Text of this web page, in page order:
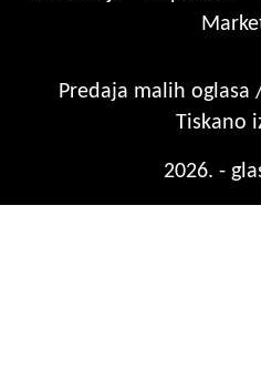
Predaja malih
Tiskano
2026. -